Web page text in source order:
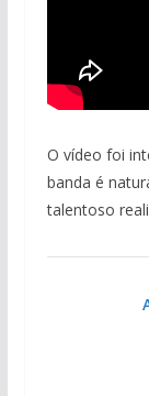
O vídeo foi
banda é
talentoso